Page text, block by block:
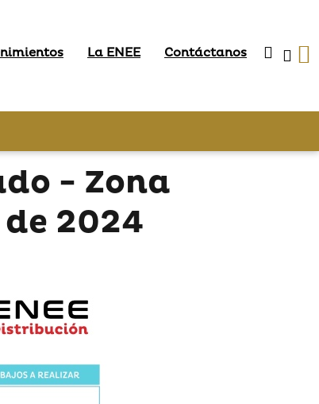
La ENEE Contáctanos
- Zona
2024